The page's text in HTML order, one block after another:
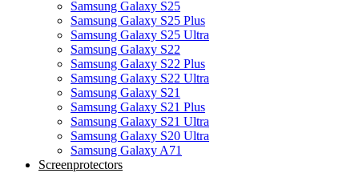
Samsung Galaxy S25
Samsung Galaxy S25 Plus
Samsung Galaxy S25 Ultra
Samsung Galaxy S22
Samsung Galaxy S22 Plus
Samsung Galaxy S22 Ultra
Samsung Galaxy S21
Samsung Galaxy S21 Plus
Samsung Galaxy S21 Ultra
Samsung Galaxy S20 Ultra
Samsung Galaxy A71
Screenprotectors